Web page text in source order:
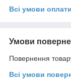
Всі умови оплати
Умови
Повернення
Всі умови